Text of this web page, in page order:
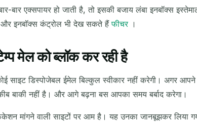
बार एक्सपायर हो जाती है, तो इसकी बजाय लंबा इनबॉक्स
और इनबॉक्स कंट्रोल भी देख सकते हैंफीचर।
मेल को ब्लॉक कर रही है
साइट डिस्पोजेबल ईमेल बिल्कुल स्वीकार नहीं करेगी। अगर
बाकी नहीं है। और आगे बढ़ना बस आपका समय बर्बाद करेगा।
मांगने वाली साइटों पर आम है। यह उनका जानबूझकर लिया